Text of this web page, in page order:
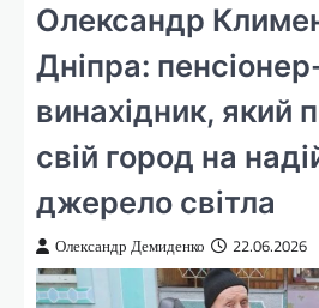
Олександр
Дніпра:
винахідник, який
свій город на
джерело світла
Олександр Демиденко 22.06.2026